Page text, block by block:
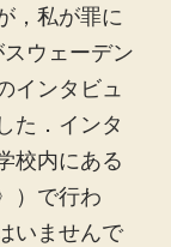
，私が罪に
ウェーデン
インタビュ
た．インタ
校内にある
）で行わ
いませんで